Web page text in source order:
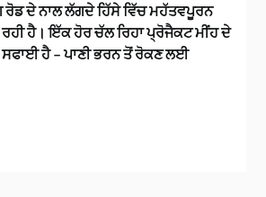
ਰੋਡ ਦੇ ਨਾਲ ਲੱਗਦੇ ਹਿੱਸੇ ਵਿੱਚ ਮਹੱਤਵਪੂਰਨ
ਹੈ। ਇੱਕ ਹੋਰ ਚੱਲ ਰਿਹਾ ਪ੍ਰੋਜੈਕਟ ਮੀਂਹ ਦੇ
ਸਫਾਈ ਹੈ – ਪਾਣੀ ਭਰਨ ਤੋਂ ਰੋਕਣ ਲਈ